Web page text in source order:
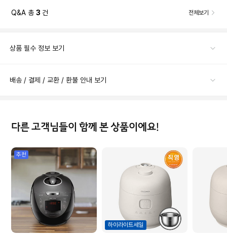
Q&A 총 3 건 전체보기
상품 필수 정보 보기
배송 / 결제 / 교환 / 환불 안내 보기
다른 고객님들이 함께 본 상품이에요!
추천
하이라이트세일